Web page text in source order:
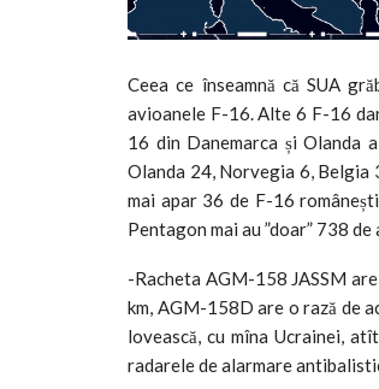
Ceea ce înseamnă că SUA
avioanele F-16. Alte 6 F-16
16 din Danemarca și Olanda
Olanda 24, Norvegia 6, Belgia
mai apar 36 de F-16
Pentagon mai au ”doar” 738
-Racheta AGM-158 JASSM
km, AGM-158D are o rază de
lovească, cu mîna Ucrainei,
radarele de alarmare